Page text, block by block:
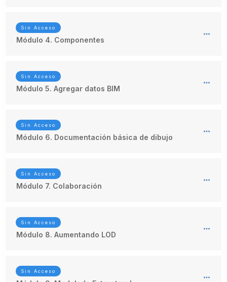
Sin Acceso
Módulo 4. Componentes
Sin Acceso
Módulo 5. Agregar datos BIM
Sin Acceso
Módulo 6. Documentación básica de dibujo
Sin Acceso
Módulo 7. Colaboración
Sin Acceso
Módulo 8. Aumentando LOD
Sin Acceso